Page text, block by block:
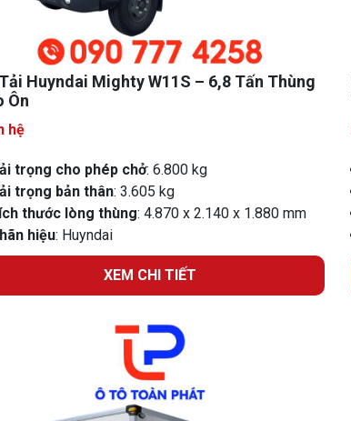
Huyndai Mighty W11S – 6,8 Tấn Thùng
Ôn
hệ
trọng cho phép chở: 6.800 kg
trọng bản thân: 3.605 kg
thước lòng thùng: 4.870 x 2.140 x 1.880 mm
hiệu: Huyndai
XEM CHI TIẾT